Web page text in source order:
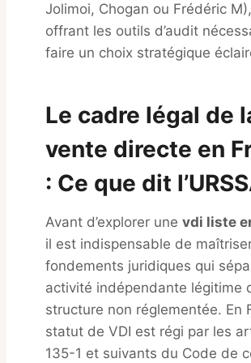
Jolimoi, Chogan ou Frédéric
offrant les outils d’audit
faire un choix stratégique
Le cadre légal de
vente directe en
: Ce que dit
Avant d’explorer une vdi liste
il est indispensable de
fondements juridiques qui
activité indépendante légitime
structure non réglementée. En
statut de VDI est régi par les
135-1 et suivants du Code de